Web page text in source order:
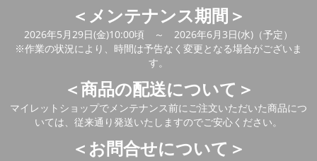
＜メンテナンス期間＞
2026年5月29日(金)10:00頃 ～ 2026年6月3日(水)（予定）
※作業の状況により、時間は予告なく変更となる場合がございま
す。
＜商品の配送について＞
マイレットショップでメンテナンス前にご注文いただいた商品につ
いては、従来通り発送いたしますのでご安心ください。
＜お問合せについて＞